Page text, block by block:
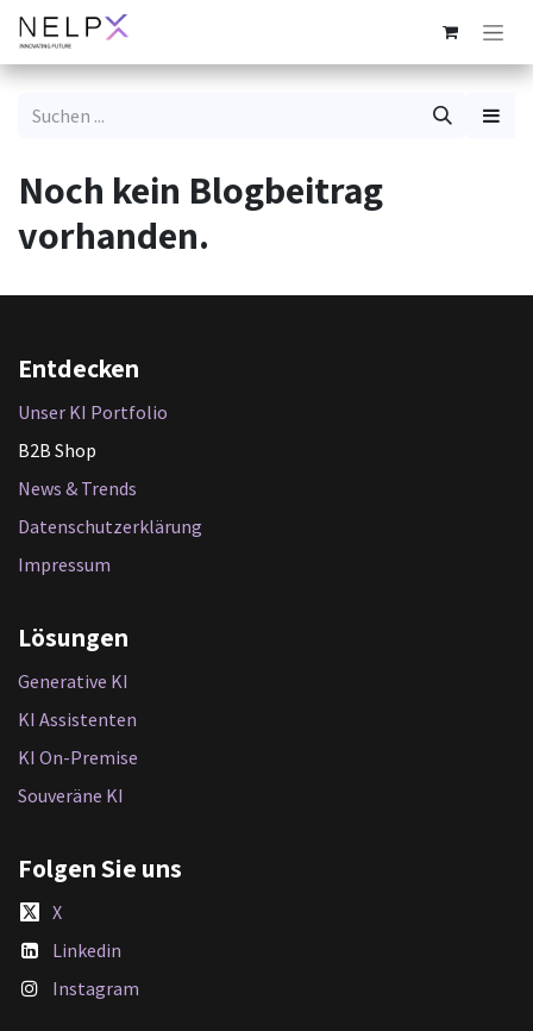
Zum Inhalt springen
Noch kein Blogbeitrag
vorhanden.
Entdecken
Unser KI Portfolio
B2B Shop
News & Trends
Datenschutzerklärung
Impressum
Lösungen
Generative KI
KI Assistenten
KI On-Premise
Souveräne KI
Folgen Sie uns
X
Linkedin
Instagram